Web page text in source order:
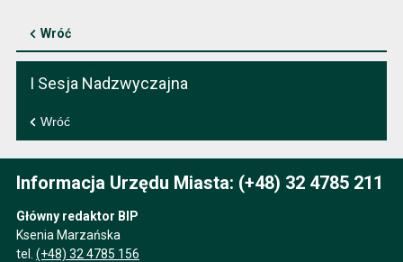
Wróć
I Sesja Nadzwyczajna
Wróć
Informacja Urzędu Miasta: (+48) 32 4785 211
Główny redaktor BIP
Ksenia Marzańska
tel. (+48) 32 4785 156